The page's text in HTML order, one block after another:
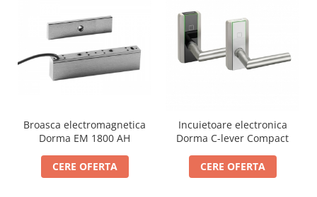
Broasca electromagnetica
Dorma EM 1800 AH
CERE OFERTA
Incuietoare electronica
Dorma C-lever Compact
CERE OFERTA